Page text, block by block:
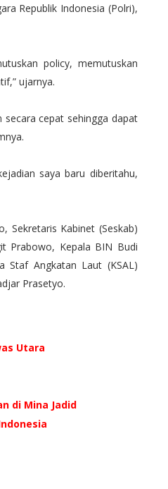
Republik Indonesia (Polri),
policy, memutuskan
ujarnya.
cepat sehingga dapat
saya baru diberitahu,
Sekretaris Kabinet (Seskab)
Prabowo, Kepala BIN Budi
Staf Angkatan Laut (KSAL)
Prasetyo.
Utara
di Mina Jadid